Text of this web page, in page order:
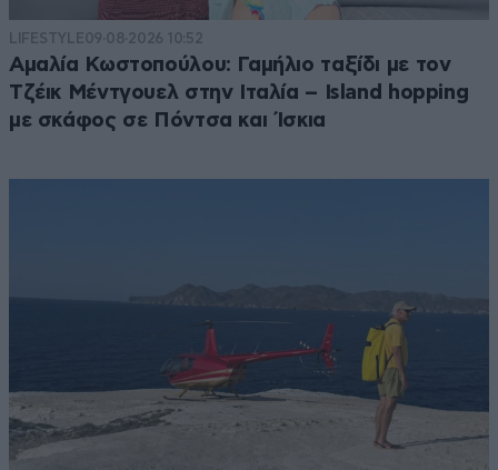
LIFESTYLE09·08·2026 10:52
Αμαλία Κωστοπούλου: Γαμήλιο ταξίδι με τον
Τζέικ Μέντγουελ στην Ιταλία – Island hopping
με σκάφος σε Πόντσα και Ίσκια